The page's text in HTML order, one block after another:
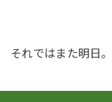
それではまた明日。